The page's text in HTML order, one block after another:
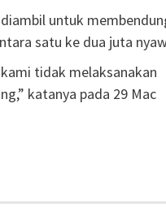
untuk
satu ke dua juta
tidak melaksanakan
katanya pada 29 Mac